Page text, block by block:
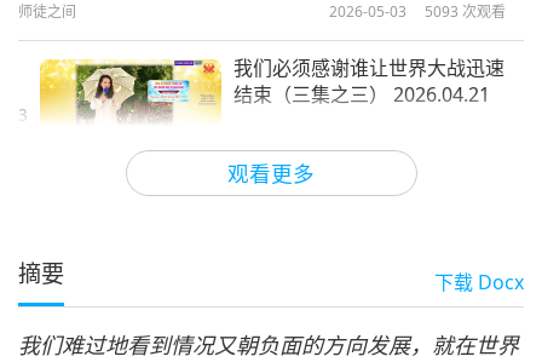
观看更多
师徒之间 2026-05-03 5093 次观看
3
我们必须感谢谁让世界大战迅速
结束（三集之三） 2026.04.21
摘要 下载 Docx
我们难过地看到情况又朝负面的方向发展，就在世界